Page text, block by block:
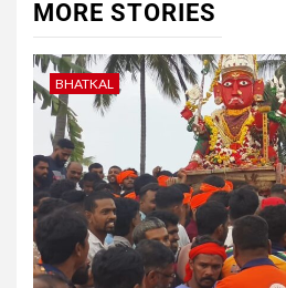
MORE STORIES
BHATKAL